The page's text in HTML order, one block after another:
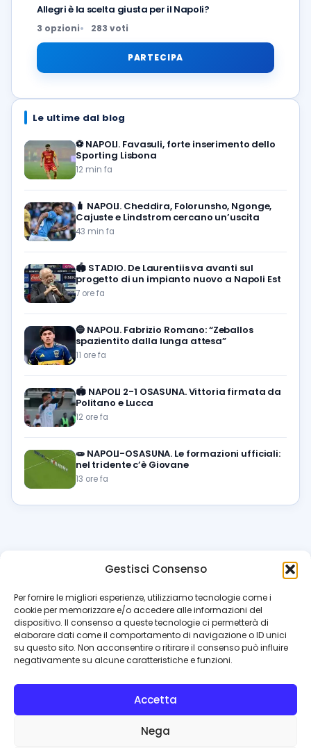
Gestisci Consenso
Per fornire le migliori esperienze, utilizziamo tecnologie come i
cookie per memorizzare e/o accedere alle informazioni del
dispositivo. Il consenso a queste tecnologie ci permetterà di
elaborare dati come il comportamento di navigazione o ID unici
su questo sito. Non acconsentire o ritirare il consenso può influire
negativamente su alcune caratteristiche e funzioni.
Accetta
Nega
Allegri è la scelta giusta per il Napoli?
3 opzioni 283 voti
PARTECIPA
Le ultime dal blog
⚽️ NAPOLI. Favasuli, forte inserimento dello
Sporting Lisbona
12 min fa
🧳 NAPOLI. Cheddira, Folorunsho, Ngonge,
Cajuste e Lindstrom cercano un’uscita
43 min fa
🏟️ STADIO. De Laurentiis va avanti sul
progetto di un impianto nuovo a Napoli Est
7 ore fa
🔵 NAPOLI. Fabrizio Romano: “Zeballos
spazientito dalla lunga attesa”
11 ore fa
🏟️ NAPOLI 2-1 OSASUNA. Vittoria firmata da
Politano e Lucca
12 ore fa
🧫 NAPOLI-OSASUNA. Le formazioni ufficiali:
nel tridente c’è Giovane
13 ore fa
azzurrissimo.it
Il blog di riferimento per i tifosi del Napoli. News, interviste,
pagelle e calciomercato. Testata giornalistica registrata
al Tribunale di Napoli (n. 48 dell’08/10/2012). Direttore Luca
Perillo
INFO
Contattaci